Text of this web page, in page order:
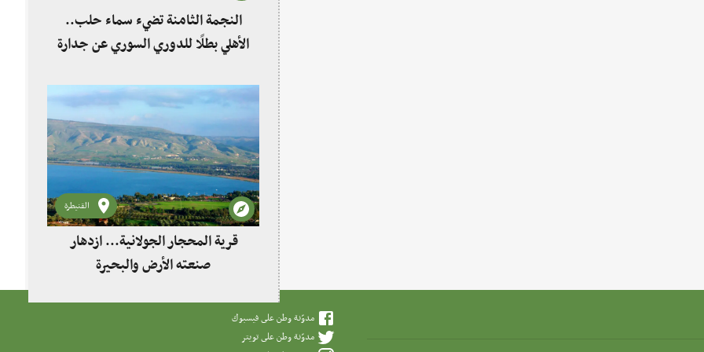
النجمة الثامنة تضيء سماء حلب..
الأهلي بطلًا للدوري السوري عن جدارة
القنيطرة
قرية المحجار الجولانية... ازدهار
صنعته الأرض والبحيرة
مدوّنة وطن على فيسبوك
مدوّنة وطن على تويتر